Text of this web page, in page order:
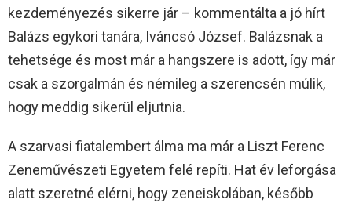
kezdeményezés sikerre jár – kommentálta a jó hírt
Balázs egykori tanára, Iváncsó József. Balázsnak a
tehetsége és most már a hangszere is adott, így már
csak a szorgalmán és némileg a szerencsén múlik,
hogy meddig sikerül eljutnia.
A szarvasi fiatalembert álma ma már a Liszt Ferenc
Zeneművészeti Egyetem felé repíti. Hat év leforgása
alatt szeretné elérni, hogy zeneiskolában, később